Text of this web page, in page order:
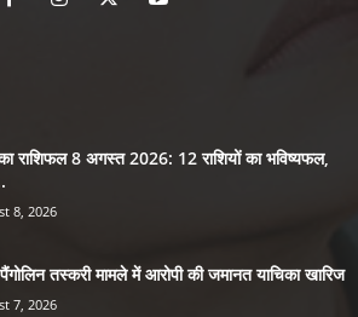
राशिफल 8 अगस्त 2026: 12 राशियों का भविष्यफल,
8, 2026
तस्करी मामले में आरोपी की जमानत याचिका खारिज
7, 2026